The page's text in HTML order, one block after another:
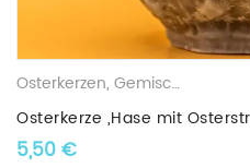
Osterkerzen, Gemischte Wachskerzen
Osterkerze „Hase mit
5,50€